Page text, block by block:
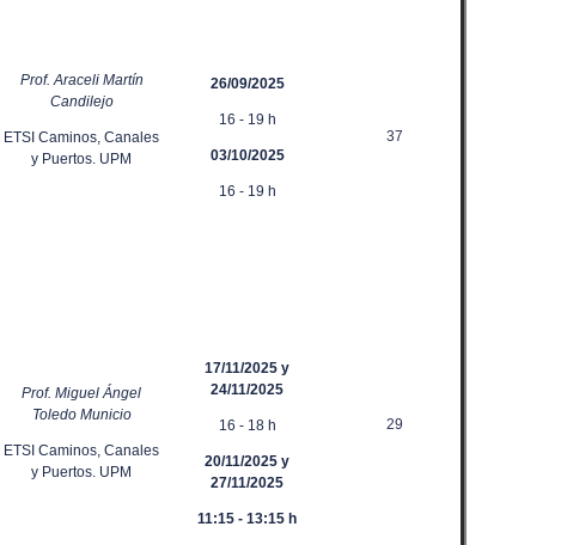
Prof. Araceli Martín
Candilejo
ETSI Caminos, Canales
y Puertos. UPM
26/09/2025
16 - 19 h
03/10/2025
16 - 19 h
37
Prof. Miguel Ángel
Toledo Municio
ETSI Caminos, Canales
y Puertos. UPM
17/11/2025 y
24/11/2025
16 - 18 h
20/11/2025 y
27/11/2025
11:15 - 13:15 h
29